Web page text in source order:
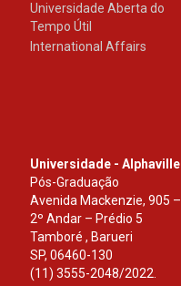
Universidade Aberta do
Tempo Útil
International Affairs
Universidade - Alphaville
Pós-Graduação
Avenida Mackenzie, 905 –
2º Andar – Prédio 5
Tamboré , Barueri
SP, 06460-130
(11) 3555-2048/2022.